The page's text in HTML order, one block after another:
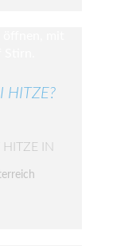
HITZE?
HITZE IN